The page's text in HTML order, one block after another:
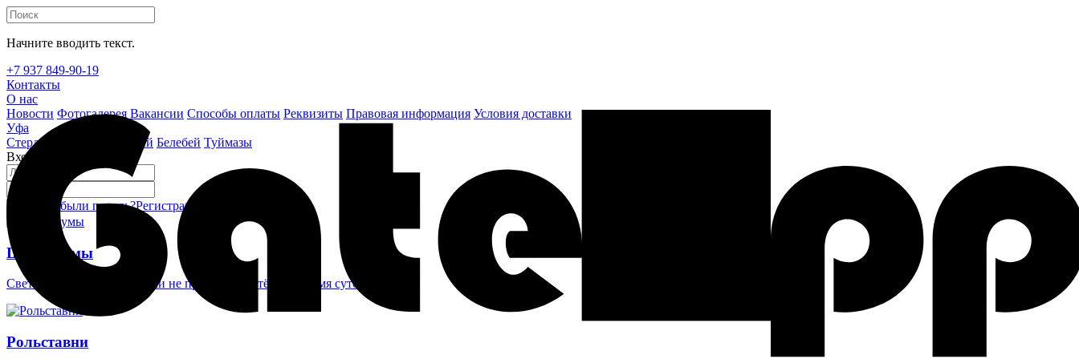
Начните вводить текст.
+7 937 849-90-19
Контакты
О нас
Новости Фотогалерея Вакансии Способы оплаты Реквизиты Правовая информация Условия доставки
Уфа
Стерлитамак
Октябрьский Белебей Туймазы
Вход на сайт
Забыли пароль?Регистрация
Шлагбаумы
Светоотражающие наклейки не проглядеть в тёмное время суток
Рольставни